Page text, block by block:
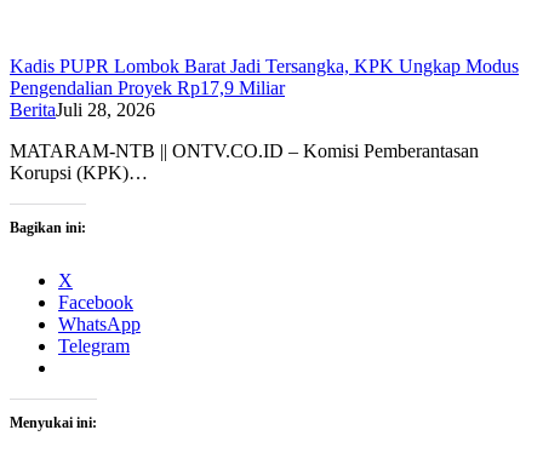
Kadis PUPR Lombok Barat Jadi Tersangka, KPK Ungkap Modus
Pengendalian Proyek Rp17,9 Miliar
BeritaJuli 28, 2026
MATARAM-NTB || ONTV.CO.ID – Komisi Pemberantasan
Korupsi (KPK)…
Bagikan ini:
X
Facebook
WhatsApp
Telegram
Menyukai ini: